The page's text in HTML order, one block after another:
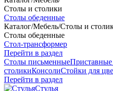
Столы и столики
Столы обеденные
Каталог/Мебель/Столы и
Столы обеденные
Стол-трансформер
Перейти в раздел
Столы письменные
столикиКонсолиСтойки для
Перейти в раздел
Стулья